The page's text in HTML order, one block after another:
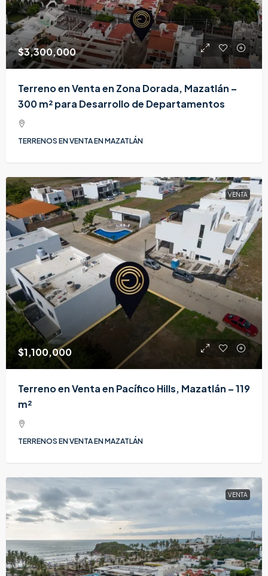
$3,300,000
Terreno en Venta en Zona Dorada, Mazatlán –
300 m² para Desarrollo de Departamentos
TERRENOS EN VENTA EN MAZATLÁN
VENTA
$1,100,000
Terreno en Venta en Pacífico Hills, Mazatlán – 119
m²
TERRENOS EN VENTA EN MAZATLÁN
VENTA